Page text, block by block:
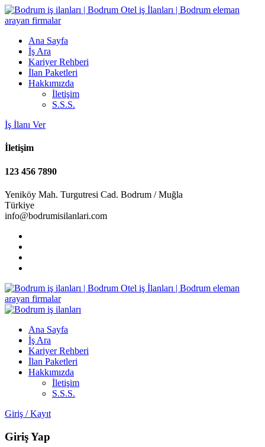
Ana Sayfa
İş Ara
Kariyer Rehberi
İlan Paketleri
Hakkımızda
İletişim
S.S.S.
İş İlanı Ver
İletişim
123 456 7890
Yeniköy Mah. Turgutresi Cad. Bodrum / Muğla
Türkiye
info@bodrumisilanlari.com
Ana Sayfa
İş Ara
Kariyer Rehberi
İlan Paketleri
Hakkımızda
İletişim
S.S.S.
Giriş / Kayıt
Giriş Yap